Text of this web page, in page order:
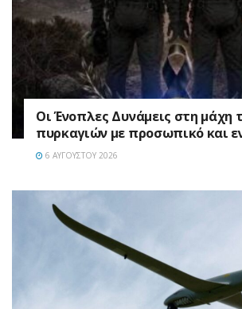
Οι Ένοπλες Δυνάμεις στη μάχη
πυρκαγιών με προσωπικό και
6 ΑΥΓΟΎΣΤΟΥ 2026